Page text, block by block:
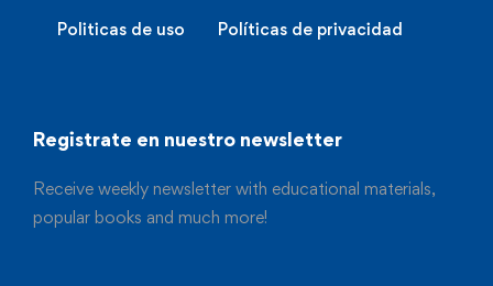
Politicas de uso Políticas de privacidad
Registrate en nuestro newsletter
Receive weekly newsletter with educational materials,
popular books and much more!